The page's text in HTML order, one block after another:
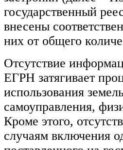
государственный
внесены
них от общего
Отсутствие
ЕГРН затягивает
использования
самоуправления,
Кроме этого,
случаям включения